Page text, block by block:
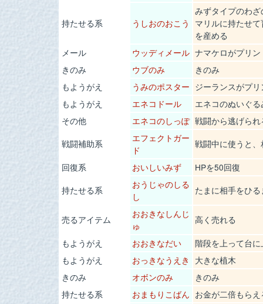
持たせる系 うしおのおこう
みずタイプのわ
マリルに持たせ
を産める
メール
ウッディメール ナマケロがプリ
きのみ
ウブのみ
きのみ
もようがえ
うみのポスター ジーランスがプ
もようがえ
エネコドール
エネコのぬいぐる
その他
エネコのしっぽ 戦闘から逃げられ
戦闘補助系
エフェクトガー
ド
戦闘中に使うと
回復系
おいしいみず
HPを50回復
持たせる系
おうじゃのしる
し
たまに相手をひ
売るアイテム
おおきなしんじ
ゅ
高く売れる
もようがえ
おおきなだい
階段を上って台
もようがえ
おっきなうえき
大きな植木
きのみ
オボンのみ
きのみ
持たせる系
おまもりこばん お金が二倍もらえ